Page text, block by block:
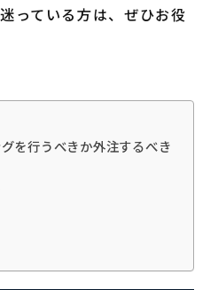
っている方は、ぜひお役
を行うべきか外注するべき